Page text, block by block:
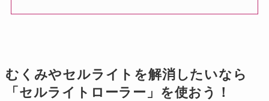
むくみやセルライトを解消したいなら
「セルライトローラー」を使おう！